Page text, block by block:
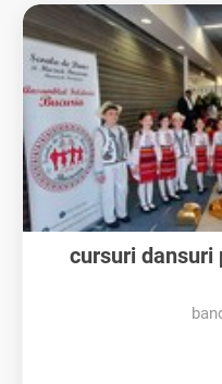
cursuri dansuri